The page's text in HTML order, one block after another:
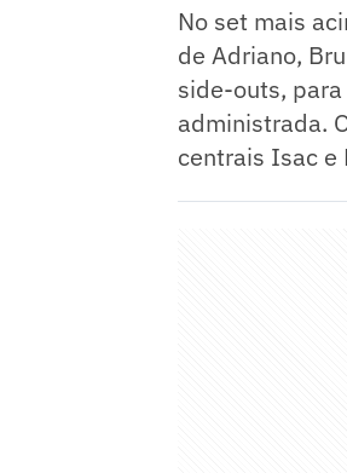
No set mais
de Adriano,
side-outs,
administrada.
centrais Isac e